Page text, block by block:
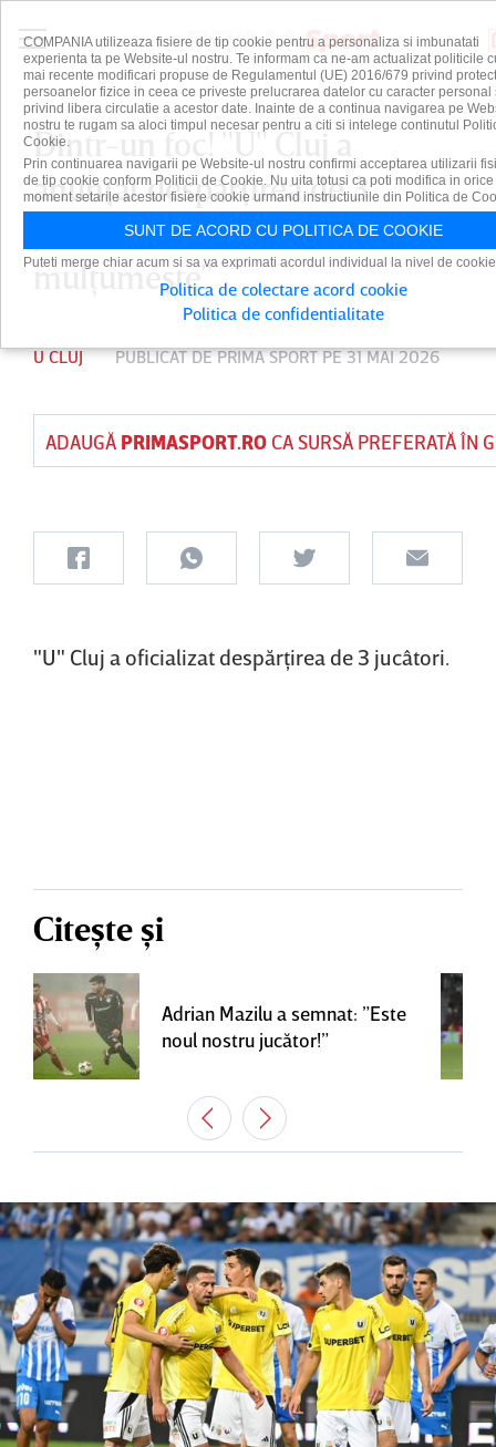
Dintr-un foc! "U" Cluj a
anunţat despărţirea de 3
jucători: "Clubul nostru le
mulţumeşte"
U CLUJ PUBLICAT DEPRIMA SPORTPE 31 MAI 2026
ADAUGĂ PRIMASPORT.ROCA SURSĂ PREFERATĂ ÎN
"U" Cluj a oficializat despărţirea de 3 jucâtori.
Citește și
Adrian Mazilu a semnat: ”Este
noul nostru jucător!”
COMPANIA utilizeaza fisiere de tip cookie pentru a personaliza si imbunatati
experienta ta pe Website-ul nostru. Te informam ca ne-am actualizat politicile
mai recente modificari propuse de Regulamentul (UE) 2016/679 privind
persoanelor fizice in ceea ce priveste prelucrarea datelor cu caracter personal
privind libera circulatie a acestor date. Inainte de a continua navigarea pe
nostru te rugam sa aloci timpul necesar pentru a citi si intelege continutul
Cookie.
Prin continuarea navigarii pe Website-ul nostru confirmi acceptarea utilizarii
de tip cookie conform Politicii de Cookie. Nu uita totusi ca poti modifica in orice
moment setarile acestor fisiere cookie urmand instructiunile din Politica de
SUNT DE ACORD CU POLITICA DE COOKIE
Puteti merge chiar acum si sa va exprimati acordul individual la nivel de
Politica de colectare acord cookie
Politica de confidentialitate